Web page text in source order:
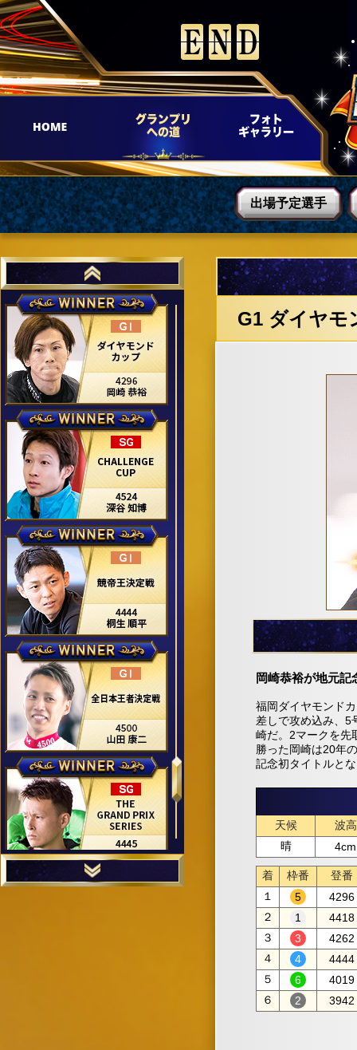
出場予定選手
ダイヤモ
岡崎恭裕が地元記
福岡ダイヤモンド
差しで攻め込み、5
崎だ。2マークを先
勝った岡崎は20年
記念初タイトルと
天候
波高
晴
4cm
着 枠番
登番
１
4296
２
4418
３
4262
４
4444
５
4019
６
3942